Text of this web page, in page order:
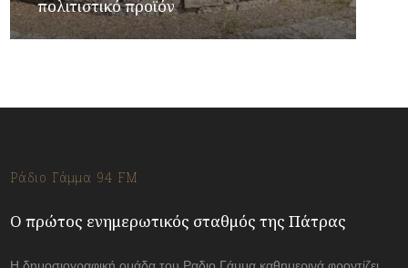
πολιτιστικό προϊόν
Ράδιο Γάμμα 94 FM
Ο πρώτος ενημερωτικός σταθμός της Πάτρας
Η δημοσιογραφική ομάδα του Ραδιο Γάμμα καθημερινά φροντίζει